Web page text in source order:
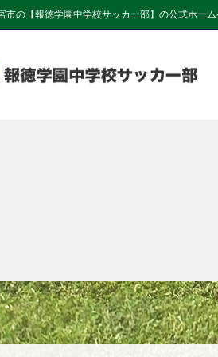
市の【報徳学園中学校サッカー部】の公式ホー